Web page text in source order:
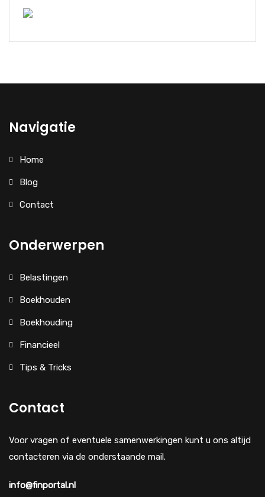
Navigatie
Home
Blog
Contact
Onderwerpen
Belastingen
Boekhouden
Boekhouding
Financieel
Tips & Tricks
Contact
Voor vragen of eventuele samenwerkingen kunt u ons altijd
contacteren via de onderstaande mail.
info@finportal.nl